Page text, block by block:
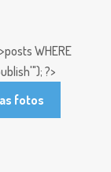
WHERE
?>
fotos